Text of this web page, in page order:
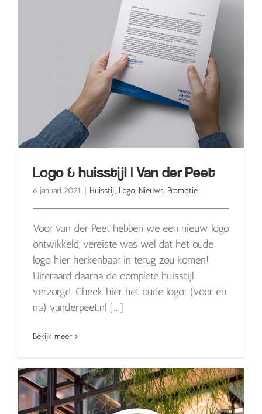
Logo & huisstijl | Van der Peet
6 januari 2021 | Huisstijl, Logo, Nieuws, Promotie
Voor van der Peet hebben we een nieuw logo
ontwikkeld, vereiste was wel dat het oude
logo hier herkenbaar in terug zou komen!
Uiteraard daarna de complete huisstijl
verzorgd. Check hier het oude logo: (voor en
na) vanderpeet.nl [...]
Bekijk meer